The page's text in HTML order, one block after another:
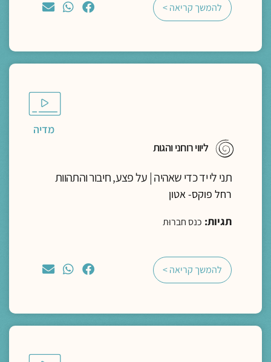
להמשך קריאה >
מדיה
ליווי רוחני והגות
תני לי יד כדי שאהיה | על פצע, חיבור והתהוות
רחל פוקס- אטון
תגיות: כנס חברוּת
להמשך קריאה >